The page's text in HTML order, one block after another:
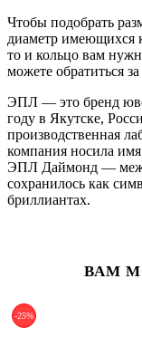
Чтобы подобрать
диаметр имеющихся
то и кольцо вам
можете обратиться
ЭПЛ — это бренд
году в Якутске,
производственная
компания носила
ЭПЛ Даймонд —
сохранилось как
бриллиантах.
ВАМ
-25%